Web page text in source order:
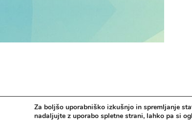
Vse pravice pridržane. © 2006 - 2024 Ministrstvo za šolstvo in
Za boljšo uporabniško izkušnjo in spremljanje
nadaljujte z uporabo spletne strani, lahko pa si